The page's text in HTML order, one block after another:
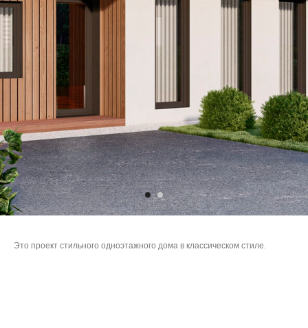
Это проект стильного одноэтажного дома в классическом стиле.